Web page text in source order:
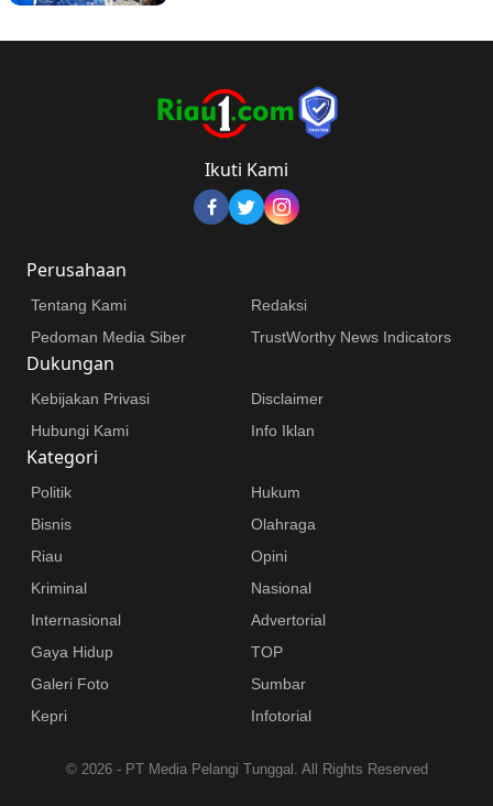
Ikuti Kami
Perusahaan
Tentang Kami
Redaksi
Pedoman Media Siber
TrustWorthy News Indicators
Dukungan
Kebijakan Privasi
Disclaimer
Hubungi Kami
Info Iklan
Kategori
Politik
Hukum
Bisnis
Olahraga
Riau
Opini
Kriminal
Nasional
Internasional
Advertorial
Gaya Hidup
TOP
Galeri Foto
Sumbar
Kepri
Infotorial
© 2026 - PT Media Pelangi Tunggal. All Rights Reserved